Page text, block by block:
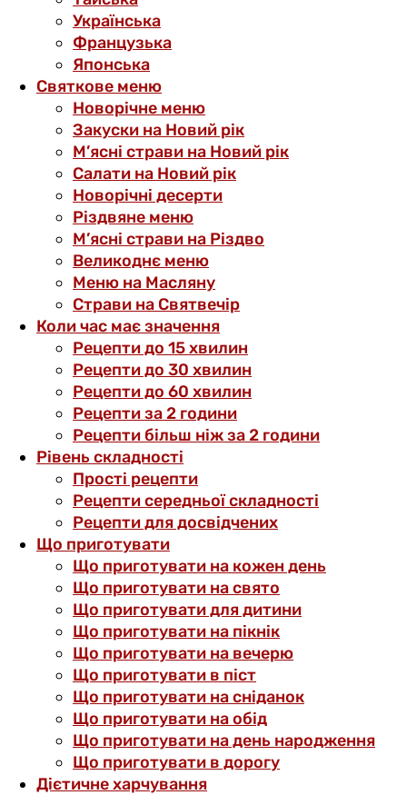
Українська
Французька
Японська
Святкове меню
Новорічне меню
Закуски на Новий рік
М’ясні страви на Новий рік
Салати на Новий рік
Новорічні десерти
Різдвяне меню
М’ясні страви на Різдво
Великоднє меню
Меню на Масляну
Страви на Святвечір
Коли час має значення
Рецепти до 15 хвилин
Рецепти до 30 хвилин
Рецепти до 60 хвилин
Рецепти за 2 години
Рецепти більш ніж за 2 години
Рівень складності
Прості рецепти
Рецепти середньої складності
Рецепти для досвідчених
Що приготувати
Що приготувати на кожен день
Що приготувати на свято
Що приготувати для дитини
Що приготувати на пікнік
Що приготувати на вечерю
Що приготувати в піст
Що приготувати на сніданок
Що приготувати на обід
Що приготувати на день народження
Що приготувати в дорогу
Дієтичне харчування